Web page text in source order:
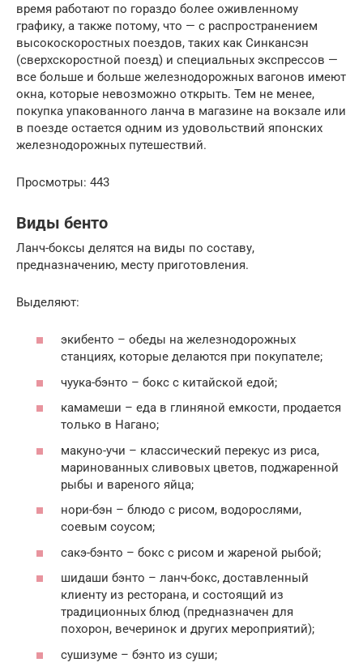
время работают по гораздо более оживленному
графику, а также потому, что — с распространением
высокоскоростных поездов, таких как Синкансэн
(сверхскоростной поезд) и специальных экспрессов —
все больше и больше железнодорожных вагонов имеют
окна, которые невозможно открыть. Тем не менее,
покупка упакованного ланча в магазине на вокзале или
в поезде остается одним из удовольствий японских
железнодорожных путешествий.
Просмотры: 443
Виды бенто
Ланч-боксы делятся на виды по составу,
предназначению, месту приготовления.
Выделяют:
экибенто – обеды на железнодорожных
станциях, которые делаются при покупателе;
чуука-бэнто – бокс с китайской едой;
камамеши – еда в глиняной емкости, продается
только в Нагано;
макуно-учи – классический перекус из риса,
маринованных сливовых цветов, поджаренной
рыбы и вареного яйца;
нори-бэн – блюдо с рисом, водорослями,
соевым соусом;
сакэ-бэнто – бокс с рисом и жареной рыбой;
шидаши бэнто – ланч-бокс, доставленный
клиенту из ресторана, и состоящий из
традиционных блюд (предназначен для
похорон, вечеринок и других мероприятий);
сушизуме – бэнто из суши;